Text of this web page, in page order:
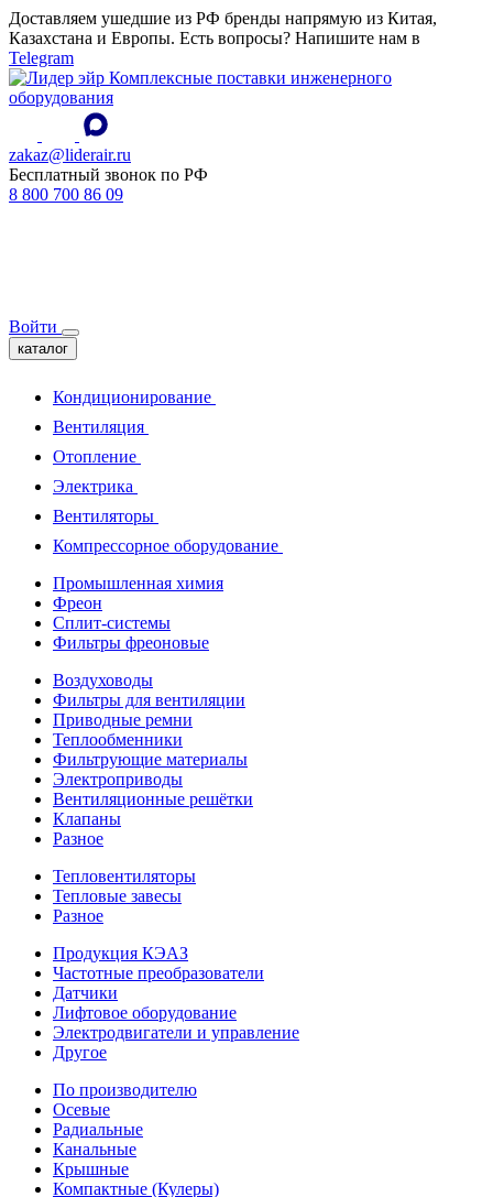
Доставляем ушедшие из РФ бренды напрямую из Китая,
Казахстана и Европы. Есть вопросы? Напишите нам в
Telegram
Комплексные поставки инженерного
оборудования
zakaz@liderair.ru
Бесплатный звонок по РФ
8 800 700 86 09
Войти
каталог
Кондиционирование
Вентиляция
Отопление
Электрика
Вентиляторы
Компрессорное оборудование
Промышленная химия
Фреон
Сплит-системы
Фильтры фреоновые
Воздуховоды
Фильтры для вентиляции
Приводные ремни
Теплообменники
Фильтрующие материалы
Электроприводы
Вентиляционные решётки
Клапаны
Разное
Тепловентиляторы
Тепловые завесы
Разное
Продукция КЭАЗ
Частотные преобразователи
Датчики
Лифтовое оборудование
Электродвигатели и управление
Другое
По производителю
Осевые
Радиальные
Канальные
Крышные
Компактные (Кулеры)